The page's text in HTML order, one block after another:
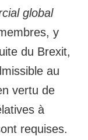
global
y
du Brexit,
au
vertu de
à
requises.